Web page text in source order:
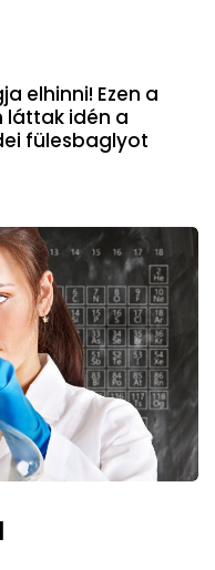
elhinni! Ezen a
láttak idén a
fülesbaglyot